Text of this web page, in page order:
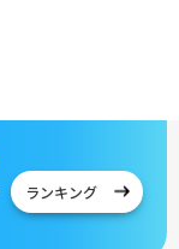
ランキング